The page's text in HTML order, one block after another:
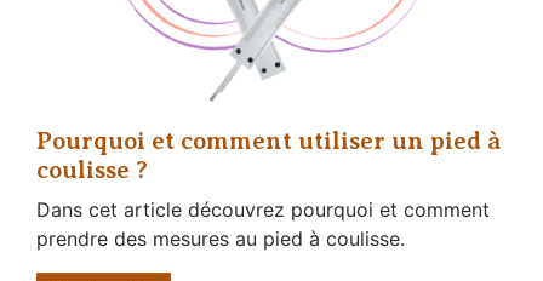
Pourquoi et comment utiliser un pied à
coulisse ?
Dans cet article découvrez pourquoi et comment
prendre des mesures au pied à coulisse.